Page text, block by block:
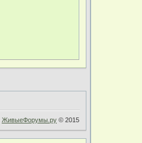
ЖивыеФорумы.ру© 2015